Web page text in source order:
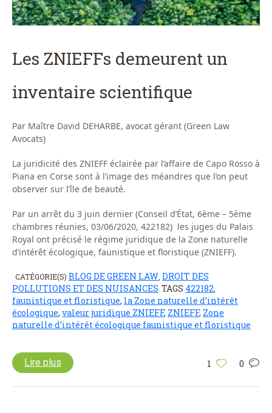
Les ZNIEFFs demeurent un
inventaire scientifique
Par Maître David DEHARBE, avocat gérant (Green Law
Avocats)
La juridicité des ZNIEFF éclairée par l’affaire de Capo Rosso à
Piana en Corse sont à l’image des méandres que l’on peut
observer sur l’île de beauté.
Par un arrêt du 3 juin dernier (Conseil d’État, 6ème – 5ème
chambres réunies, 03/06/2020, 422182) les juges du Palais
Royal ont précisé le régime juridique de la Zone naturelle
d’intérêt écologique, faunistique et floristique (ZNIEFF).
CATÉGORIE(S) BLOG DE GREEN LAW DROIT DES
POLLUTIONS ET DES NUISANCES TAGS 422182,
faunistique et floristique, la Zone naturelle d’intérêt
écologique, valeur juridique ZNIEFF, ZNIEFF, Zone
naturelle d’intérêt écologique faunistique et floristique
1 0
Lire plus